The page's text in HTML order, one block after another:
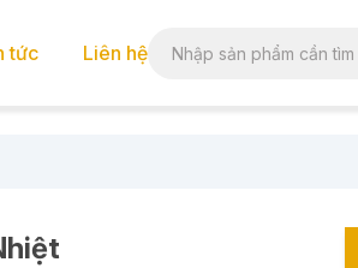
tức Liên hệ